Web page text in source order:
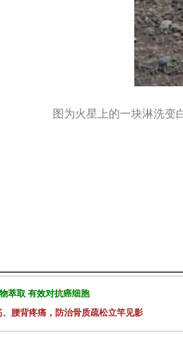
图为火星上的一块淋洗变
萃取 有效对抗癌细胞
腰背疼痛，防治骨质疏松立竿见影